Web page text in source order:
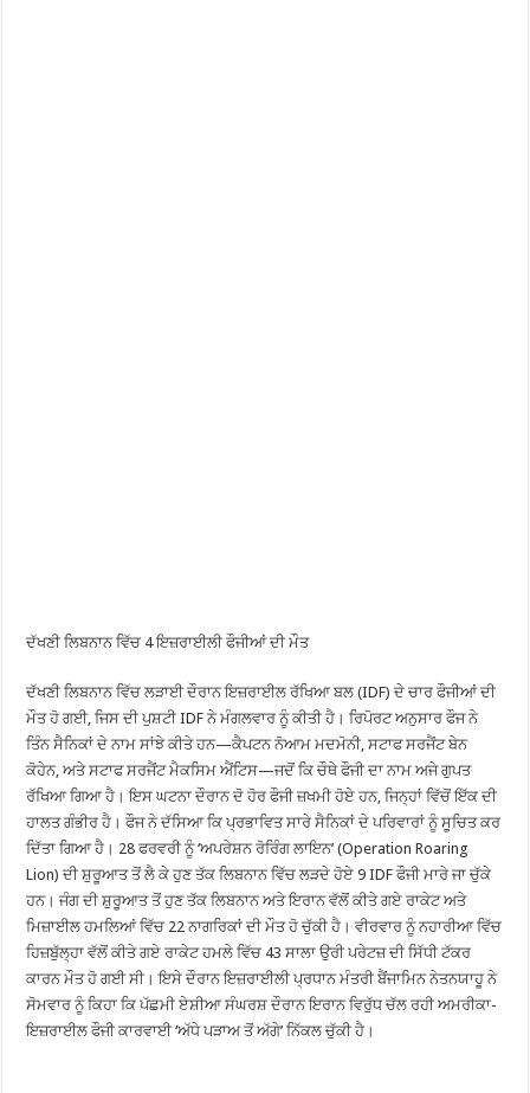
ਦੱਖਣੀ ਲਿਬਨਾਨ ਵਿੱਚ 4 ਇਜ਼ਰਾਈਲੀ ਫੌਜੀਆਂ ਦੀ ਮੌਤ
ਦੱਖਣੀ ਲਿਬਨਾਨ ਵਿੱਚ ਲੜਾਈ ਦੌਰਾਨ ਇਜ਼ਰਾਈਲ ਰੱਖਿਆ ਬਲ (IDF) ਦੇ ਚਾਰ ਫੌਜੀਆਂ ਦੀ
ਮੌਤ ਹੋ ਗਈ, ਜਿਸ ਦੀ ਪੁਸ਼ਟੀ IDF ਨੇ ਮੰਗਲਵਾਰ ਨੂੰ ਕੀਤੀ ਹੈ। ਰਿਪੋਰਟ ਅਨੁਸਾਰ ਫੌਜ ਨੇ
ਤਿੰਨ ਸੈਨਿਕਾਂ ਦੇ ਨਾਮ ਸਾਂਝੇ ਕੀਤੇ ਹਨ—ਕੈਪਟਨ ਨੋਆਮ ਮਦਮੋਨੀ, ਸਟਾਫ ਸਰਜੈਂਟ ਬੇਨ
ਕੋਹੇਨ, ਅਤੇ ਸਟਾਫ ਸਰਜੈਂਟ ਮੈਕਸਿਮ ਐਂਟਿਸ—ਜਦੋਂ ਕਿ ਚੌਥੇ ਫੌਜੀ ਦਾ ਨਾਮ ਅਜੇ ਗੁਪਤ
ਰੱਖਿਆ ਗਿਆ ਹੈ। ਇਸ ਘਟਨਾ ਦੌਰਾਨ ਦੋ ਹੋਰ ਫੌਜੀ ਜ਼ਖਮੀ ਹੋਏ ਹਨ, ਜਿਨ੍ਹਾਂ ਵਿੱਚੋਂ ਇੱਕ ਦੀ
ਹਾਲਤ ਗੰਭੀਰ ਹੈ। ਫੌਜ ਨੇ ਦੱਸਿਆ ਕਿ ਪ੍ਰਭਾਵਿਤ ਸਾਰੇ ਸੈਨਿਕਾਂ ਦੇ ਪਰਿਵਾਰਾਂ ਨੂੰ ਸੂਚਿਤ ਕਰ
ਦਿੱਤਾ ਗਿਆ ਹੈ। 28 ਫਰਵਰੀ ਨੂੰ ‘ਅਪਰੇਸ਼ਨ ਰੋਰਿੰਗ ਲਾਇਨ’ (Operation Roaring
Lion) ਦੀ ਸ਼ੁਰੂਆਤ ਤੋਂ ਲੈ ਕੇ ਹੁਣ ਤੱਕ ਲਿਬਨਾਨ ਵਿੱਚ ਲੜਦੇ ਹੋਏ 9 IDF ਫੌਜੀ ਮਾਰੇ ਜਾ ਚੁੱਕੇ
ਹਨ। ਜੰਗ ਦੀ ਸ਼ੁਰੂਆਤ ਤੋਂ ਹੁਣ ਤੱਕ ਲਿਬਨਾਨ ਅਤੇ ਇਰਾਨ ਵੱਲੋਂ ਕੀਤੇ ਗਏ ਰਾਕੇਟ ਅਤੇ
ਮਿਜ਼ਾਈਲ ਹਮਲਿਆਂ ਵਿੱਚ 22 ਨਾਗਰਿਕਾਂ ਦੀ ਮੌਤ ਹੋ ਚੁੱਕੀ ਹੈ। ਵੀਰਵਾਰ ਨੂੰ ਨਹਾਰੀਆ ਵਿੱਚ
ਹਿਜ਼ਬੁੱਲ੍ਹਾ ਵੱਲੋਂ ਕੀਤੇ ਗਏ ਰਾਕੇਟ ਹਮਲੇ ਵਿੱਚ 43 ਸਾਲਾ ਉਰੀ ਪਰੇਟਜ਼ ਦੀ ਸਿੱਧੀ ਟੱਕਰ
ਕਾਰਨ ਮੌਤ ਹੋ ਗਈ ਸੀ। ਇਸੇ ਦੌਰਾਨ ਇਜ਼ਰਾਈਲੀ ਪ੍ਰਧਾਨ ਮੰਤਰੀ ਬੈਂਜਾਮਿਨ ਨੇਤਨਯਾਹੂ ਨੇ
ਸੋਮਵਾਰ ਨੂੰ ਕਿਹਾ ਕਿ ਪੱਛਮੀ ਏਸ਼ੀਆ ਸੰਘਰਸ਼ ਦੌਰਾਨ ਇਰਾਨ ਵਿਰੁੱਧ ਚੱਲ ਰਹੀ ਅਮਰੀਕਾ-
ਇਜ਼ਰਾਈਲ ਫੌਜੀ ਕਾਰਵਾਈ ‘ਅੱਧੇ ਪੜਾਅ ਤੋਂ ਅੱਗੇ’ ਨਿੱਕਲ ਚੁੱਕੀ ਹੈ।